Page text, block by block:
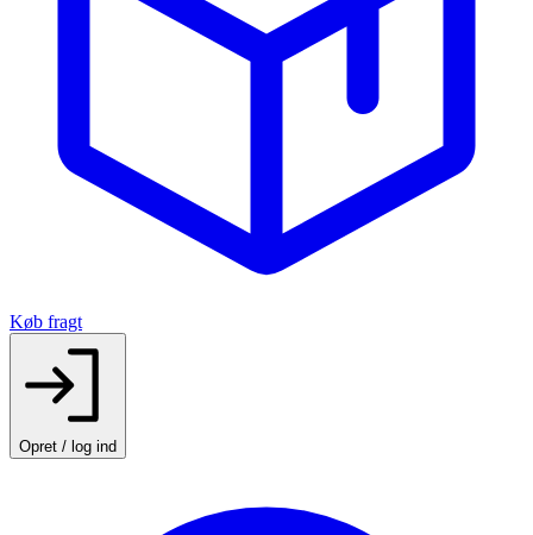
Køb fragt
Opret / log ind